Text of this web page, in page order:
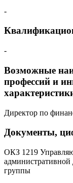
-
-
Возможные
профессий и
Директор по
Документы,
ОКЗ 1219
административной
группы